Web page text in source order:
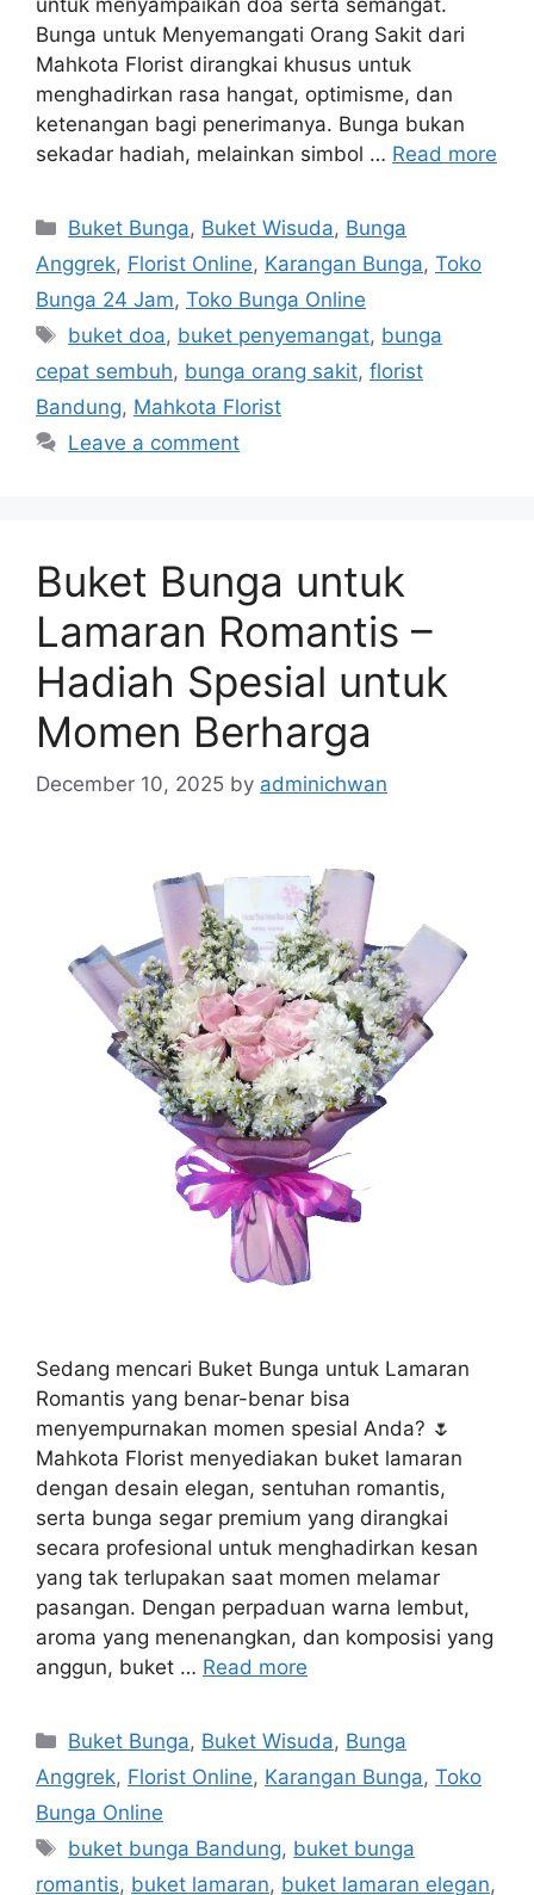
Bunga untuk Menyemangati Orang Sakit dari
Mahkota Florist dirangkai khusus untuk
menghadirkan rasa hangat, optimisme, dan
ketenangan bagi penerimanya. Bunga bukan
sekadar hadiah, melainkan simbol … Read more
Buket Bunga, Buket Wisuda, Bunga
Anggrek, Florist Online, Karangan Bunga, Toko
Bunga 24 Jam, Toko Bunga Online
buket doa, buket penyemangat, bunga
cepat sembuh, bunga orang sakit, florist
Bandung, Mahkota Florist
Leave a comment
Buket Bunga untuk
Lamaran Romantis –
Hadiah Spesial untuk
Momen Berharga
December 10, 2025 by adminichwan
Sedang mencari Buket Bunga untuk Lamaran
Romantis yang benar-benar bisa
menyempurnakan momen spesial Anda? 🌷
Mahkota Florist menyediakan buket lamaran
dengan desain elegan, sentuhan romantis,
serta bunga segar premium yang dirangkai
secara profesional untuk menghadirkan kesan
yang tak terlupakan saat momen melamar
pasangan. Dengan perpaduan warna lembut,
aroma yang menenangkan, dan komposisi yang
anggun, buket … Read more
Buket Bunga, Buket Wisuda, Bunga
Anggrek, Florist Online, Karangan Bunga, Toko
Bunga Online
buket bunga Bandung, buket bunga
romantis, buket lamaran, buket lamaran elegan,